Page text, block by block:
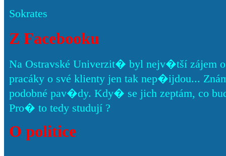
Sokrates
Z Facebooku
Na Ostravské Univerzit� byl nejv�tší zájem
pracáky o své klienty jen tak nep�ijdou...
podobné pav�dy. Kdy� se jich zeptám, co
Pro� to tedy studují ?
O politice